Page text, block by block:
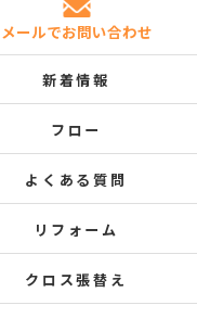
メールでお問い合わせ
新着情報
フロー
よくある質問
リフォーム
クロス張替え